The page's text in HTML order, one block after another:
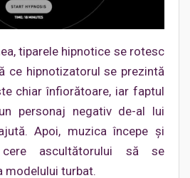
tiparele hipnotice se rotesc
ce hipnotizatorul se prezintă
chiar înfiorătoare, iar faptul
personaj negativ de-al lui
Apoi, muzica începe și
ascultătorului să se
modelului turbat.